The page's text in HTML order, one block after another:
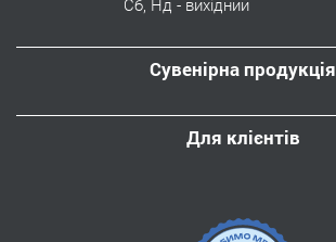
Сб, Нд - вихідний
Сувенірна продукція
Для клієнтів